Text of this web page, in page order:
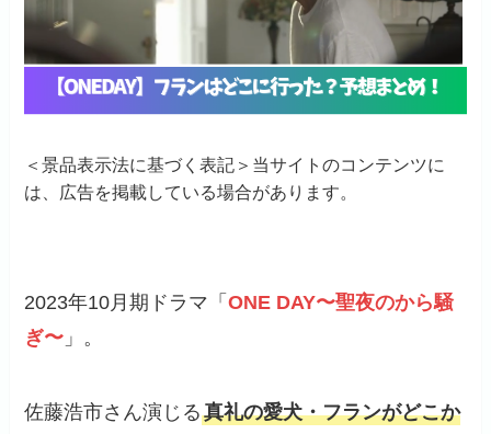
＜景品表示法に基づく表記＞当サイトのコンテンツに
は、広告を掲載している場合があります。
2023年10月期ドラマ「ONE DAY〜聖夜のから騒
ぎ〜 」。
佐藤浩市さん演じる真礼の愛犬・フランがどこか